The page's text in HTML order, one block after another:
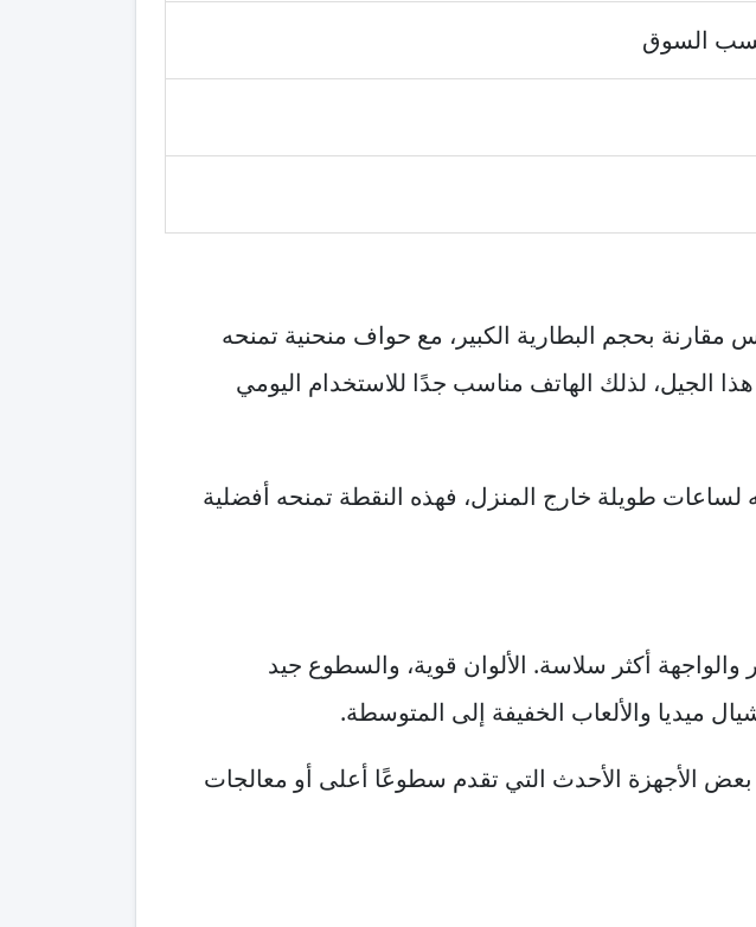
حسب السوق
مقارنة بحجم البطارية الكبير، مع حواف منحنية تمنحه
الجيل، لذلك الهاتف مناسب جدًا للاستخدام اليومي
طويلة خارج المنزل، فهذه النقطة تمنحه أفضلية
والواجهة أكثر سلاسة. الألوان قوية، والسطوع جيد
ميديا والألعاب الخفيفة إلى المتوسطة.
بعض الأجهزة الأحدث التي تقدم سطوعًا أعلى أو معالجات